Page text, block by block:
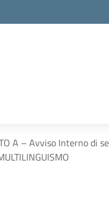
A – Avviso Interno di